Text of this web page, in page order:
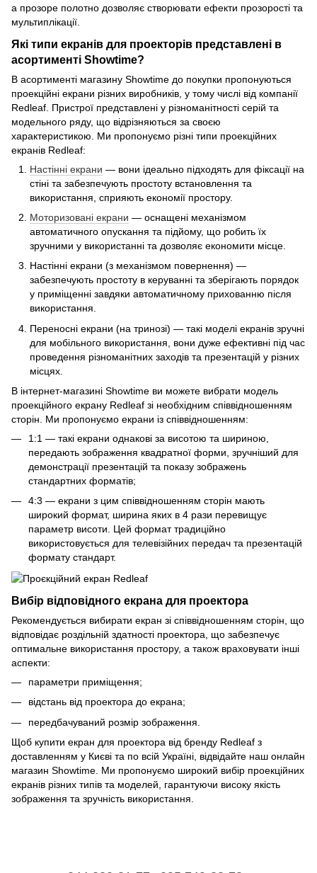
а прозоре полотно дозволяє створювати ефекти прозорості та
мультиплікації.
Які типи екранів для проекторів представлені в
асортименті Showtime?
В асортименті магазину Showtime до покупки пропонуються
проекційні екрани різних виробників, у тому числі від компанії
Redleaf. Пристрої представлені у різноманітності серій та
модельного ряду, що відрізняються за своєю
характеристикою. Ми пропонуємо різні типи проекційних
екранів Redleaf:
Настінні екрани — вони ідеально підходять для фіксації на
стіні та забезпечують простоту встановлення та
використання, сприяють економії простору.
Моторизовані екрани — оснащені механізмом
автоматичного опускання та підйому, що робить їх
зручними у використанні та дозволяє економити місце.
Настінні екрани (з механізмом повернення) —
забезпечують простоту в керуванні та зберігають порядок
у приміщенні завдяки автоматичному прихованню після
використання.
Переносні екрани (на тринозі) — такі моделі екранів зручні
для мобільного використання, вони дуже ефективні під час
проведення різноманітних заходів та презентацій у різних
місцях.
В інтернет-магазині Showtime ви можете вибрати модель
проекційного екрану Redleaf зі необхідним співвідношенням
сторін. Ми пропонуємо екрани із співвідношенням:
1:1 — такі екрани однакові за висотою та шириною,
передають зображення квадратної форми, зручніший для
демонстрації презентацій та показу зображень
стандартних форматів;
4:3 — екрани з цим співвідношенням сторін мають
широкий формат, ширина яких в 4 рази перевищує
параметр висоти. Цей формат традиційно
використовується для телевізійних передач та презентацій
формату стандарт.
Вибір відповідного екрана для проектора
Рекомендується вибирати екран зі співвідношенням сторін, що
відповідає роздільній здатності проектора, що забезпечує
оптимальне використання простору, а також враховувати інші
аспекти:
параметри приміщення;
відстань від проектора до екрана;
передбачуваний розмір зображення.
Щоб купити екран для проектора від бренду Redleaf з
доставленням у Києві та по всій Україні, відвідайте наш онлайн
магазин Showtime. Ми пропонуємо широкий вибір проекційних
екранів різних типів та моделей, гарантуючи високу якість
зображення та зручність використання.